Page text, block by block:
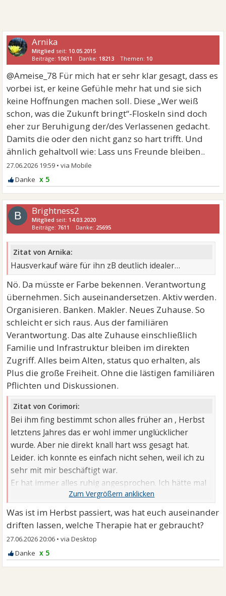
Arnika
Mitglied seit: 10.05.2015
Beiträge: 10611 Danke: 18213 Themen: 10
@Ameise_78 Für mich hat er sehr klar gesagt, dass es
vorbei ist, er keine Gefühle mehr hat und sie sich
keine Hoffnungen machen soll. Diese „Wer weiß
schon, was die Zukunft bringt“-Floskeln sind doch
eher zur Beruhigung der/des Verlassenen gedacht.
Damits die oder den nicht ganz so hart trifft. Und
ähnlich gehaltvoll wie: Lass uns Freunde bleiben..
27.06.2026 19:59 •
x 5
B Brightness2
Mitglied seit: 14.03.2020
Beiträge: 7611 Danke: 25695
Zitat von Arnika:
Hausverkauf wäre für ihn zB deutlich idealer…
Nö. Da müsste er Farbe bekennen. Verantwortung
übernehmen. Sich auseinandersetzen. Aktiv werden.
Organisieren. Banken. Makler. Neues Zuhause. So
schleicht er sich raus. Aus der familiären
Verantwortung. Das alte Zuhause einschließlich
Familie und Infrastruktur bleiben im direkten
Zugriff. Alles beim Alten, status quo erhalten, als
Plus die große Freiheit. Ohne die lästigen familiären
Pflichten und Diskussionen.
Zitat von Corimori:
Bei ihm fing bestimmt schon alles früher an , Herbst
letztens Jahres das er wohl immer unglücklicher
wurde. Aber nie direkt knall hart wss gesagt hat.
Leider. ich konnte es einfach nicht sehen, weil ich zu
sehr mit mir beschäftigt war.
Er hat immer alles ruhig angesprochen. Ich hätte mal
nen knall gebraucht. Naja im Herbst hatte er selber
eine Therapie, und dort fing wohl alles an das er auf
sich achteb soll ect.
Was ist im Herbst passiert, was hat euch auseinander
driften lassen, welche Therapie hat er gebraucht?
27.06.2026 20:06 •
x 5